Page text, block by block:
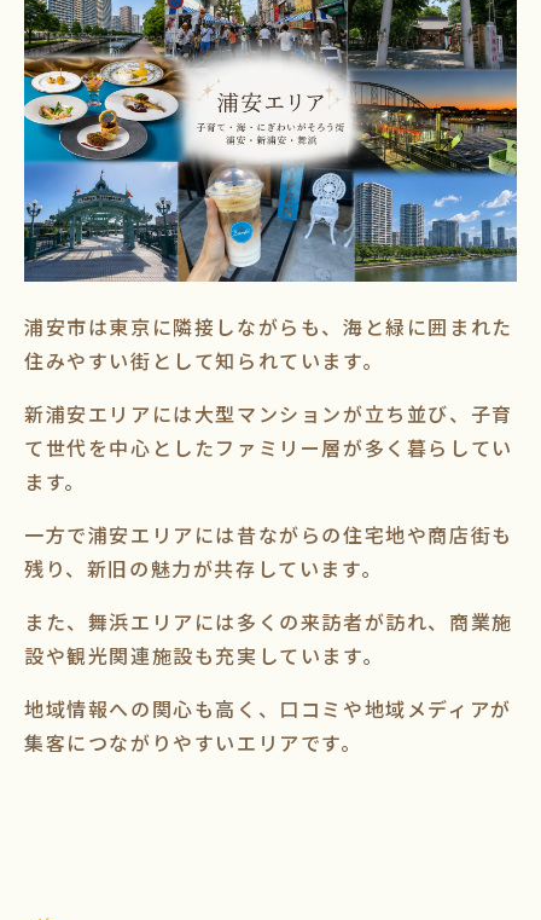
浦安市は東京に隣接しながらも、海と緑に囲まれた
住みやすい街として知られています。
新浦安エリアには大型マンションが立ち並び、子育
て世代を中心としたファミリー層が多く暮らしてい
ます。
一方で浦安エリアには昔ながらの住宅地や商店街も
残り、新旧の魅力が共存しています。
また、舞浜エリアには多くの来訪者が訪れ、商業施
設や観光関連施設も充実しています。
地域情報への関心も高く、口コミや地域メディアが
集客につながりやすいエリアです。